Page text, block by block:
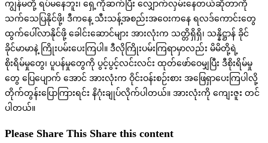
ကျွန်မတို့ ရပ်မနေဘူး၊ ရှေ့ကိုဆက်ပြီး လျှောက်လှမ်းနေတယ်ဆိုတာကို
သက်သေပြနိုင်ဖို့၊ ဒီကနေ့ သီးသန့်အစည်းအဝေးကနေ ရလဒ်ကောင်းတွေ
ထွက်ပေါ်လာနိုင်ဖို့ ခေါင်းဆောင်များ အားလုံးက သတ္တိရှိရှိ၊ သန္နိဋ္ဌာန် ခိုင်
ခိုင်မာမာနဲ့ ကြိုးပမ်းပေးကြပါ။ ဒီလိုကြိုးပမ်းကြရာမှာလည်း မိမိတို့ရဲ့
စိုးရိမ်မှုတွေ၊ ပူပန်မှုတွေကို ပွင့်ပွင့်လင်းလင်း ထုတ်ဖော်ဝေမျှပြီး ဒီစိုးရိမ်မှု
တွေ ပြေပျောက် အောင် အားလုံးက ဝိုင်းဝန်းစဉ်းစား အဖြေရှာပေးကြပါလို့
တိုက်တွန်းပြောကြားရင်း နိဂုံးချုပ်လိုက်ပါတယ်။ အားလုံးကို ကျေးဇူး တင်
ပါတယ်။
Please Share This Share this content